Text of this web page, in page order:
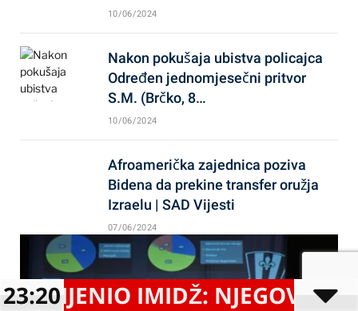
10/06/2024
Nakon pokušaja ubistva policajca
Određen jednomjesečni pritvor
S.M. (Brčko, 8…
10/06/2024
Afroamerička zajednica poziva
Bidena da prekine transfer oružja
Izraelu | SAD Vijesti
07/06/2024
IMIDŽ: NJEGOVA FRIZURA
23:20